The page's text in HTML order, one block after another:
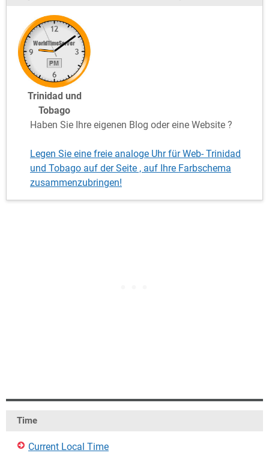
Trinidad und
Tobago
Haben Sie Ihre eigenen Blog oder eine Website ?
Legen Sie eine freie analoge Uhr für Web- Trinidad
und Tobago auf der Seite , auf Ihre Farbschema
zusammenzubringen!
Time
Current Local Time